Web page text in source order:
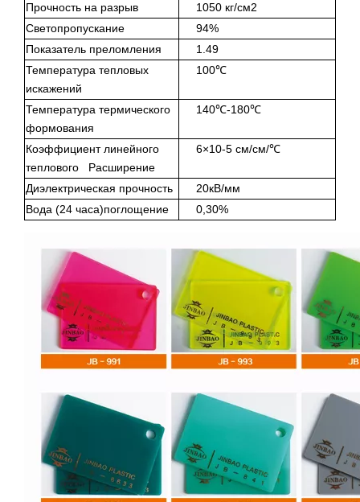
Прочность на разрыв
1050 кг/см2
Светопропускание
94%
Показатель преломления
1.49
Температура тепловых
искажений
100℃
Температура термического
формования
140℃-180℃
Коэффициент линейного
теплового Расширение
6×10-5 см/см/℃
Диэлектрическая прочность
20кВ/мм
Вода (24 часа)поглощение
0,30%